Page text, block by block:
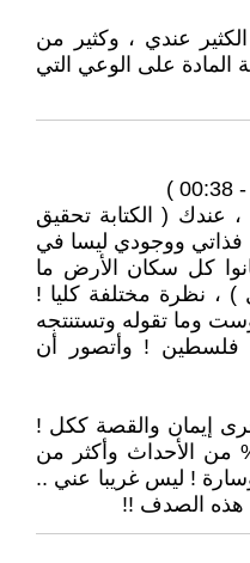
عندي ، وكثير من
المادة على الوعي التي
، عندك ( الكتابة تحقيق
فذاتي ووجودي ليسا في
كل سكان الأرض ما
) ، نظرة مختلفة كليا !
وما تقوله وتستنتجه
فلسطين ! وأتصور أن
إيمان والقصة ككل !
منها بسمة ووفاء ، 70 % من الأحداث وأكثر من
! ليس غريبا عني ..
هذه الصدف !!